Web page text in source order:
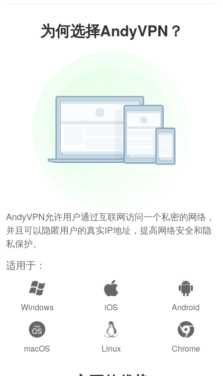
为何选择AndyVPN？
AndyVPN允许用户通过互联网访问一个私密的网络，
并且可以隐匿用户的真实IP地址，提高网络安全和隐
私保护。
适用于：
Windows iOS Android
macOS Linux Chrome